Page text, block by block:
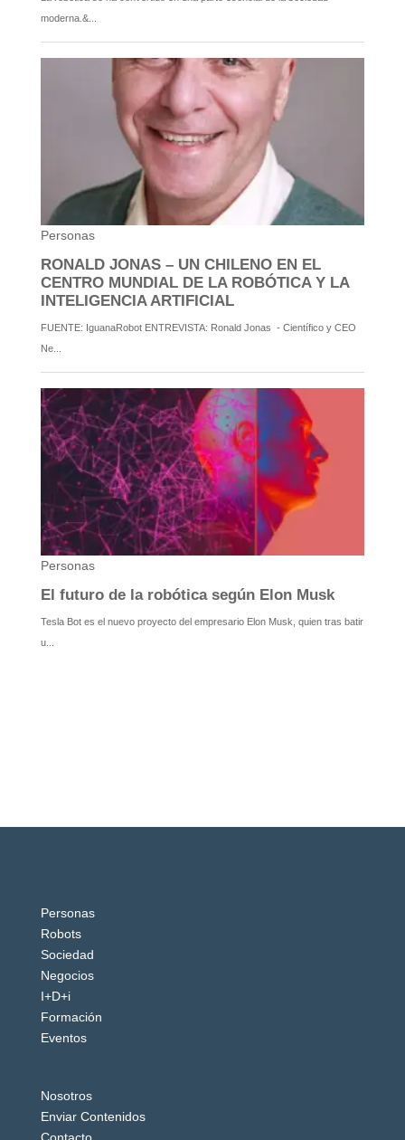
Personas
Robots
Sociedad
Negocios
I+D+i
Formación
Eventos
Nosotros
Enviar Contenidos